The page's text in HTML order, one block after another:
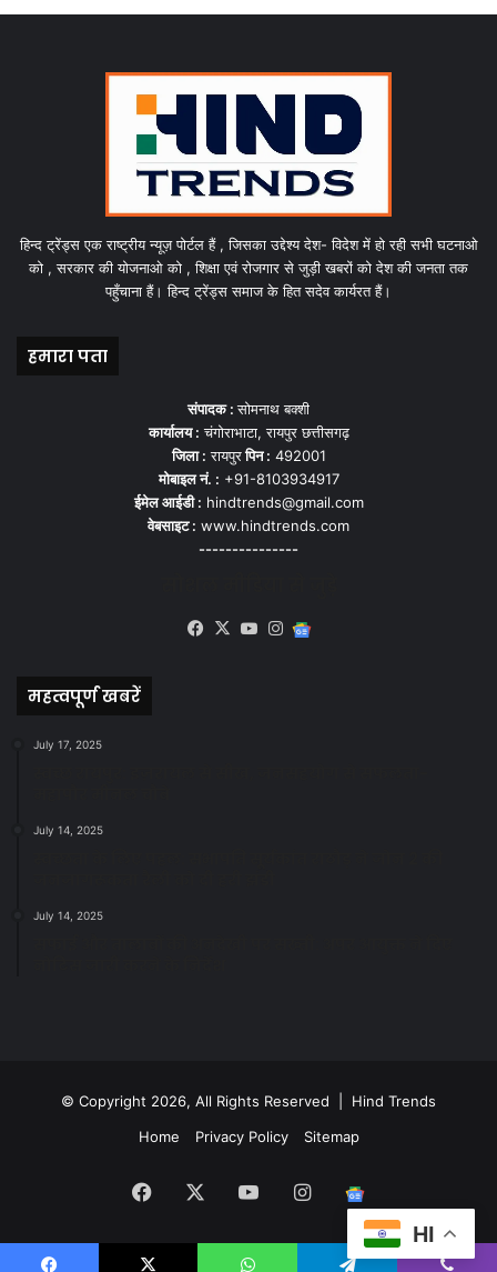
हिन्द ट्रेंड्स एक राष्ट्रीय न्यूज़ पोर्टल हैं , जिसका उद्देश्य देश- विदेश में हो रही सभी घटनाओ
को , सरकार की योजनाओ को , शिक्षा एवं रोजगार से जुड़ी खबरों को देश की जनता तक
पहुँचाना हैं। हिन्द ट्रेंड्स समाज के हित सदेव कार्यरत हैं।
हमारा पता
संपादक :सोमनाथ बक्शी
कार्यालय : चंगोराभाटा, रायपुर छत्तीसगढ़
जिला : रायपुरपिन : 492001
मोबाइल नं. : +91-8103934917
ईमेल आईडी : hindtrends@gmail.com
वेबसाइट : www.hindtrends.com
---------------
Facebook
X YouTubeInstagram
महत्वपूर्ण खबरें
July 17, 2025
July 14, 2025
July 14, 2025
© Copyright 2026, All Rights Reserved | Hind Trends
Home
Privacy Policy Sitemap
Facebook YouTubeInstagram
News
HI